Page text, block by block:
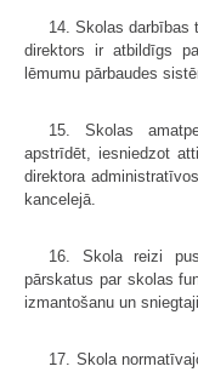
14. Skolas darbības
direktors ir atbildīgs
lēmumu pārbaudes
15. Skolas
apstrīdēt, iesniedzot
direktora
kancelejā.
16. Skola reizi
pārskatus par skolas
izmantošanu un
17. Skola